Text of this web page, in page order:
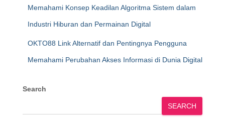
Memahami Konsep Keadilan Algoritma Sistem dalam
Industri Hiburan dan Permainan Digital
OKTO88 Link Alternatif dan Pentingnya Pengguna
Memahami Perubahan Akses Informasi di Dunia Digital
Search
SEARCH